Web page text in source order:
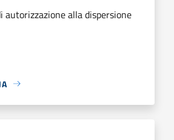
autorizzazione alla dispersione